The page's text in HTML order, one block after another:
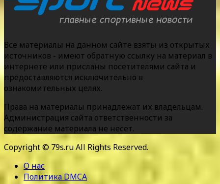
Все материалы на данном сайте взяты из открытых
источников - имеют обратную ссылку на материал в
интернете или присланы посетителями сайта и
предоставляются исключительно в
ознакомительных целях.
Права на материалы принадлежат их владельцам.
Администрация сайта ответственности за
содержание материала не несет.
Copyright © 79s.ru All Rights Reserved.
О нас
Политика DMCA